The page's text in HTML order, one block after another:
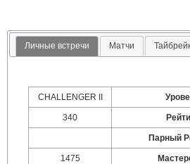
Личные встречи Матчи
CHALLENGER II
340
Парный
1475